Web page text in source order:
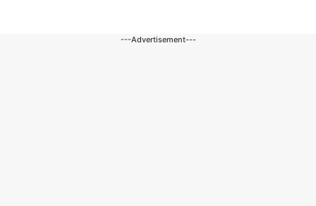
---Advertisement---